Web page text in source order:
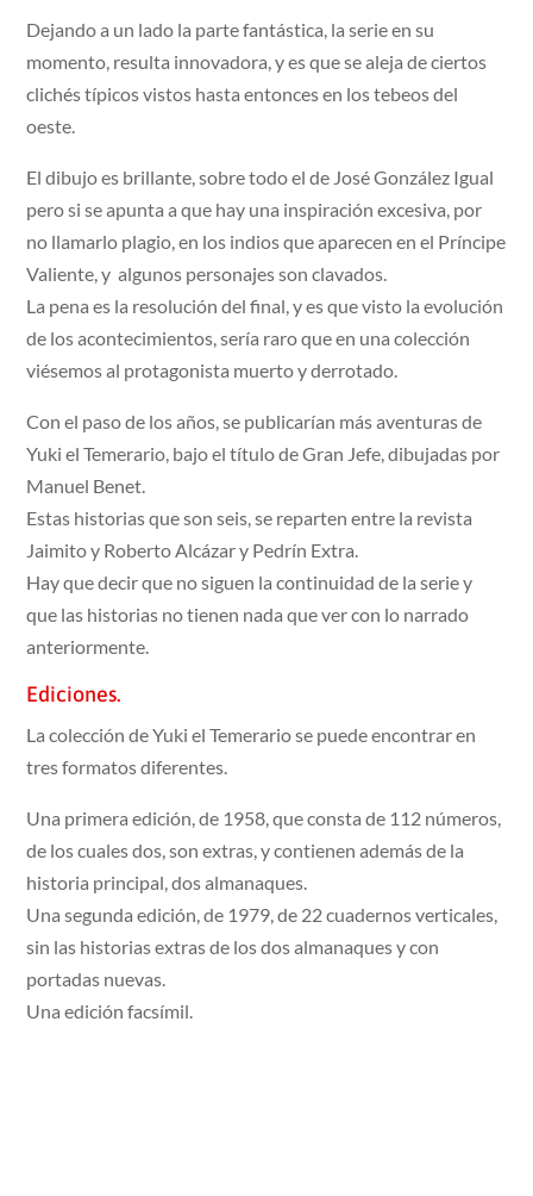
Dejando a un lado la parte fantástica, la serie en su
momento, resulta innovadora, y es que se aleja de ciertos
clichés típicos vistos hasta entonces en los tebeos del
oeste.
El dibujo es brillante, sobre todo el de José González Igual
pero si se apunta a que hay una inspiración excesiva, por
no llamarlo plagio, en los indios que aparecen en el Príncipe
Valiente, y algunos personajes son clavados.
La pena es la resolución del final, y es que visto la evolución
de los acontecimientos, sería raro que en una colección
viésemos al protagonista muerto y derrotado.
Con el paso de los años, se publicarían más aventuras de
Yuki el Temerario, bajo el título de Gran Jefe, dibujadas por
Manuel Benet.
Estas historias que son seis, se reparten entre la revista
Jaimito y Roberto Alcázar y Pedrín Extra.
Hay que decir que no siguen la continuidad de la serie y
que las historias no tienen nada que ver con lo narrado
anteriormente.
Ediciones.
La colección de Yuki el Temerario se puede encontrar en
tres formatos diferentes.
Una primera edición, de 1958, que consta de 112 números,
de los cuales dos, son extras, y contienen además de la
historia principal, dos almanaques.
Una segunda edición, de 1979, de 22 cuadernos verticales,
sin las historias extras de los dos almanaques y con
portadas nuevas.
Una edición facsímil.